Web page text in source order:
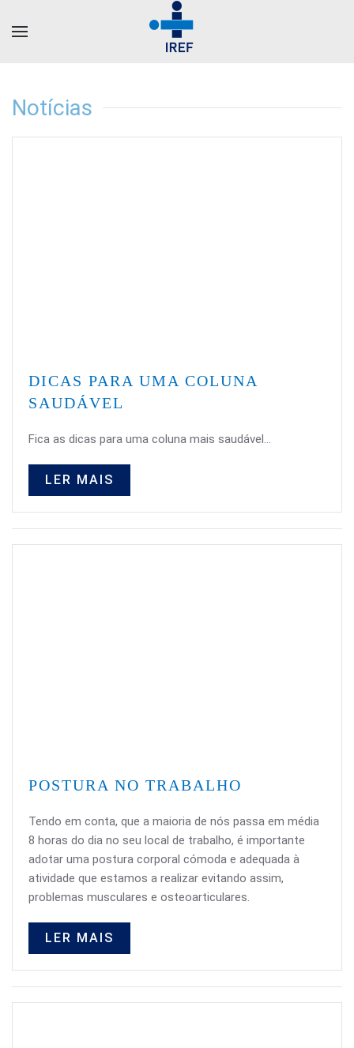
Notícias
DICAS PARA UMA COLUNA
SAUDÁVEL
Fica as dicas para uma coluna mais saudável...
LER MAIS
POSTURA NO TRABALHO
Tendo em conta, que a maioria de nós passa em média
8 horas do dia no seu local de trabalho, é importante
adotar uma postura corporal cómoda e adequada à
atividade que estamos a realizar evitando assim,
problemas musculares e osteoarticulares.
LER MAIS